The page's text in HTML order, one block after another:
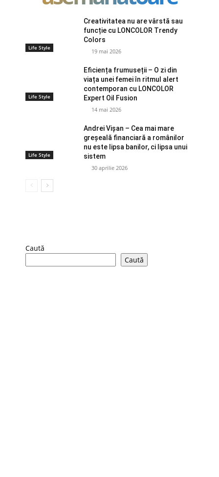
Life Style
Creativitatea nu are vârstă sau
funcție cu LONCOLOR Trendy
Colors
19 mai 2026
Life Style
Eficiența frumuseții – O zi din
viața unei femei în ritmul alert
contemporan cu LONCOLOR
Expert Oil Fusion
14 mai 2026
Life Style
Andrei Vișan – Cea mai mare
greșeală financiară a românilor
nu este lipsa banilor, ci lipsa unui
sistem
30 aprilie 2026
Caută
Caută